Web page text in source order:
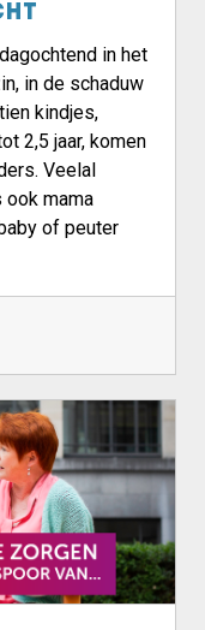
in het
in de schaduw
kindjes,
2,5 jaar, komen
Veelal
ook mama
of peuter